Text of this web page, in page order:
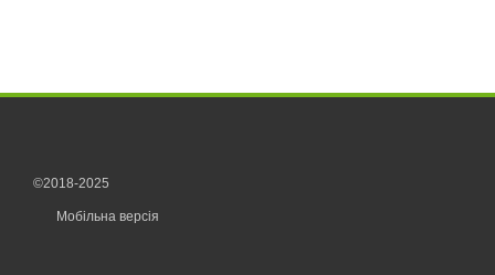
©2018-2025
Мобільна версія